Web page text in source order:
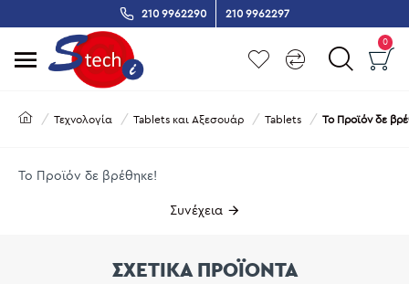
210 9962290 210 9962297
0
Τεχνολογία Tablets και Αξεσουάρ Tablets Το Προϊόν δε
Το Προϊόν δε βρέθηκε!
Συνέχεια
ΣΧΕΤΙΚΑ ΠΡΟΪΟΝΤΑ